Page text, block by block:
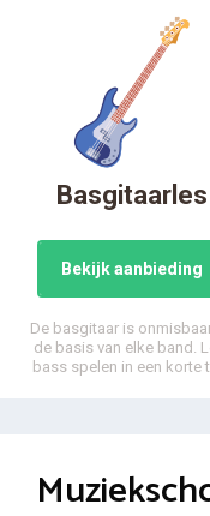
Basgitaarles
Bekijk aanbieding
De basgitaar is
de basis van elke band.
bass spelen in een korte